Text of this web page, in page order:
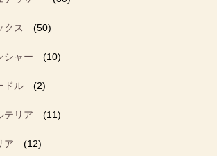
クス (50)
シャー (10)
ドル (2)
テリア (11)
ア (12)